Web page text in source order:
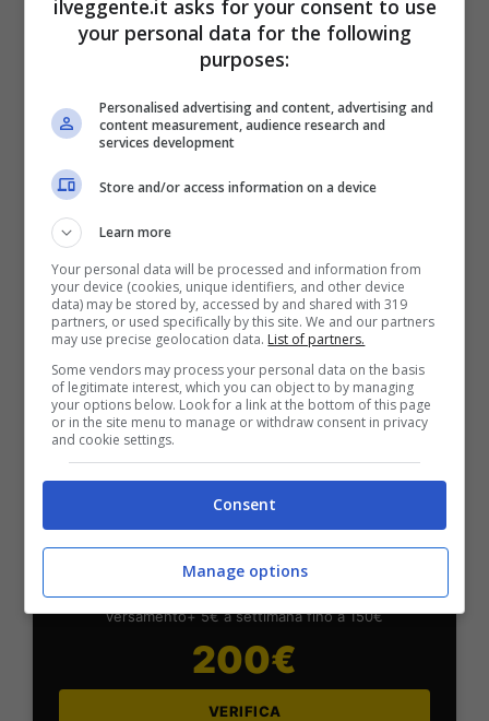
Mostra Informazioni
PlanetWin365
BONUS PLANETWIN365: FINO A 2050€
Planetwin365: 2050€ per sport e scommesse
in Bonus Scommesse + 100% fino a 50€ in Bonus
2050€
VERIFICA
Mostra Informazioni
DAZNBet
Benvenuto Sport 50% fino a 50€ + 150€
Su DaznBet ricevi: 50% fino a 50€ sul primo
versamento+ 5€ a settimana fino a 150€
200€
VERIFICA
ilveggente.it asks for your consent to use
your personal data for the following
purposes:
Personalised advertising and content, advertising and
content measurement, audience research and
services development
Store and/or access information on a device
Learn more
Your personal data will be processed and information from
your device (cookies, unique identifiers, and other device
data) may be stored by, accessed by and shared with 319
partners, or used specifically by this site. We and our partners
may use precise geolocation data. List of partners.
Some vendors may process your personal data on the basis
of legitimate interest, which you can object to by managing
your options below. Look for a link at the bottom of this page
or in the site menu to manage or withdraw consent in privacy
and cookie settings.
Consent
Manage options